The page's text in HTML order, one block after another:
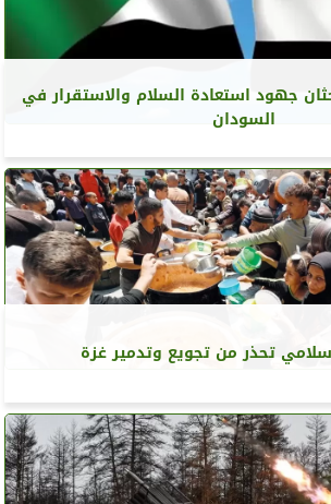
جهود استعادة السلام والاستقرار في
السودان
تحذر من تجويع وتدمير غزة